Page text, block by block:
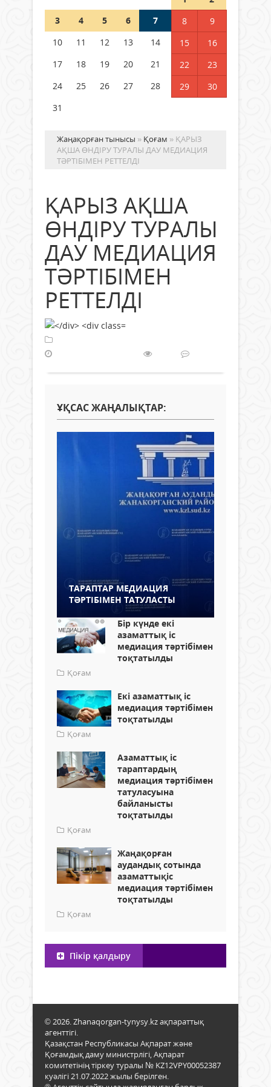
Германия аптап ыстыққа
бастады
04 тамыз 2026 ж.
3
4 5 6 7 8
9
10
11 12 13 14 15
16
17
18 19 20 21 22
23
24
25 26 27 28 29
30
31
Жаңақорған тынысы » Қоғам » ҚАРЫЗ
АҚША ӨНДІРУ ТУРАЛЫ ДАУ МЕДИАЦИЯ
ТӘРТІБІМЕН РЕТТЕЛДІ
ҚАРЫЗ АҚША
ӨНДІРУ ТУРАЛЫ
ДАУ МЕДИАЦИЯ
ТӘРТІБІМЕН
РЕТТЕЛДІ
ҰҚСАС ЖАҢАЛЫҚТАР:
ТАРАПТАР МЕДИАЦИЯ
ТӘРТІБІМЕН ТАТУЛАСТЫ
Бір күнде екі
азаматтық іс
медиация тәртібімен
тоқтатылды
Қоғам
Екі азаматтық іс
медиация тәртібімен
тоқтатылды
Қоғам
Азаматтық іс
тараптардың
медиация тәртібімен
татуласуына
байланысты
тоқтатылды
Қоғам
Жаңақорған
аудандық сотында
азаматтықіс
медиация тәртібімен
тоқтатылды
Қоғам
Пікір қалдыру
© 2026. Zhanaqorgan-tynysy.kz ақпараттық
агенттігі.
Қазақстан Республикасы Ақпарат және
Қоғамдық даму министрлігі, Ақпарат
комитетінің тіркеу туралы № KZ12VPY00052387
куәлігі 21.07.2022 жылы берілген.